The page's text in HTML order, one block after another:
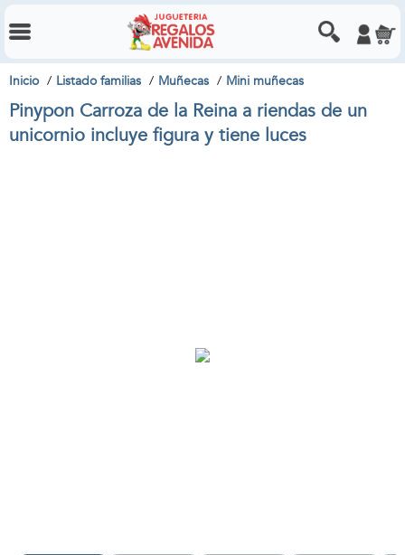
Inicio Listado familias Muñecas Mini muñecas
Pinypon Carroza de la Reina a riendas de un
unicornio incluye figura y tiene luces